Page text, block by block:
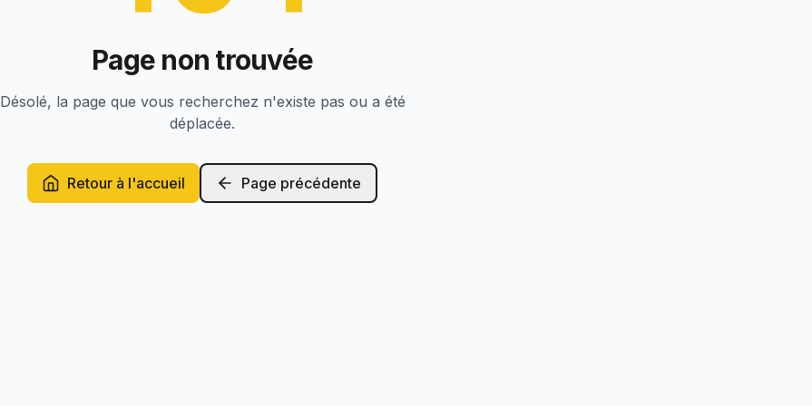
Page non trouvée
Désolé, la page que vous recherchez n'existe pas ou a été
déplacée.
Retour à l'accueil Page précédente